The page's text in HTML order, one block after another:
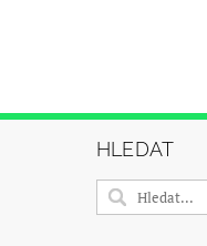
HLEDAT